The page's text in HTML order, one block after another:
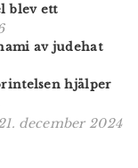
blev ett
av judehat
hjälper
december 2024